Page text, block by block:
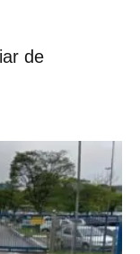
de